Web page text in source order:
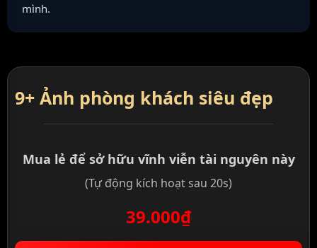
mình.
9+ Ảnh phòng khách siêu đẹp
Mua lẻ để sở hữu vĩnh viễn tài nguyên này
(Tự động kích hoạt sau 20s)
39.000₫